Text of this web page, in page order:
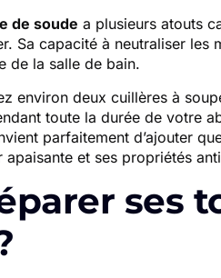
de soude a plusieurs atouts
Sa capacité à neutraliser les
de la salle de bain.
environ deux cuillères à
toute la durée de votre
parfaitement d’ajouter
et ses propriétés
ses